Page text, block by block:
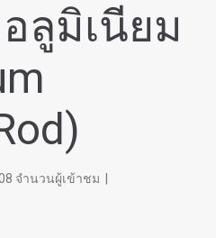
ลูมิเนียม
จำนวนผู้เข้าชม